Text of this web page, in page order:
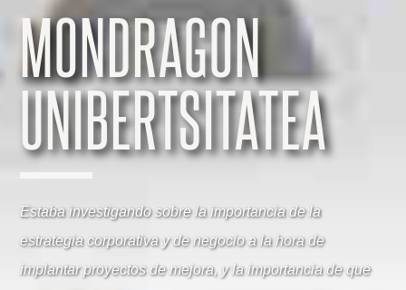
MONDRAGON
UNIBERTSITATEA
Estaba investigando sobre la importancia de la
estrategia corporativa y de negocio a la hora de
implantar proyectos de mejora, y la importancia de que